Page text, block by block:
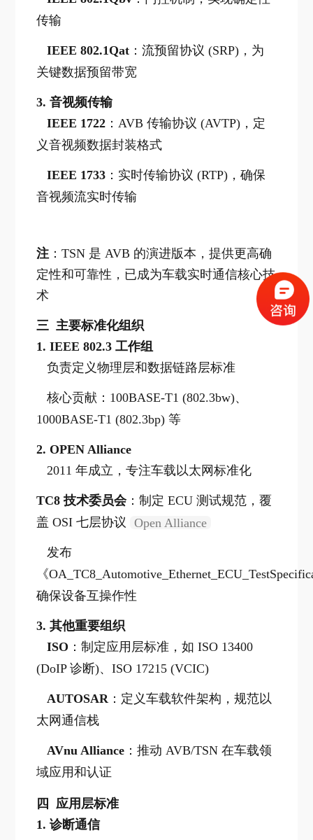
传输
IEEE 802.1Qat ：流预留协议 (SRP)，为
关键数据预留带宽
3.音视频传输
IEEE 1722 ：AVB 传输协议 (AVTP)，定
义音视频数据封装格式
IEEE 1733 ：实时传输协议 (RTP)，确保
音视频流实时传输
注 ：TSN 是 AVB 的演进版本，提供更高确
定性和可靠性，已成为车载实时通信核心技
术
三 主要标准化组织
1.IEEE 802.3 工作组
负责定义物理层和数据链路层标准
核心贡献：100BASE-T1 (802.3bw)、
1000BASE-T1 (802.3bp) 等
2. OPEN Alliance
2011 年成立，专注车载以太网标准化
TC8 技术委员会：制定 ECU 测试规范，覆
盖 OSI 七层协议
Open Alliance
发布
《
确保设备互操作性
3.其他重要组织
ISO ：制定应用层标准，如 ISO 13400
(DoIP 诊断)、ISO 17215 (VCIC)
AUTOSAR：定义车载软件架构，规范以
太网通信栈
AVnu Alliance ：推动 AVB/TSN 在车载领
域应用和认证
四 应用层标准
1.诊断通信